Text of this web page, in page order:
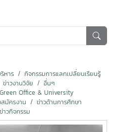
หาร
กิจกรรมการแลกเปลี่ยนเรียนรู้
ข่าวงานวิจัย
อื่นๆ
Green Office & University
สมัครงาน
ข่าวด้านการศึกษา
ข่าวกิจกรรม